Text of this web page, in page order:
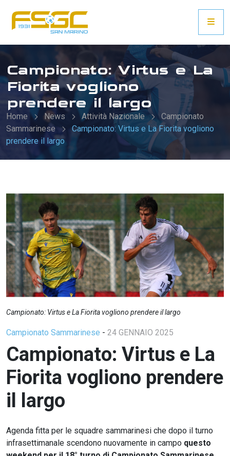
Campionato: Virtus e La
Fiorita vogliono
prendere il largo
Home News Attività Nazionale
Campionato
Sammarinese
Campionato: Virtus e La Fiorita vogliono
prendere il largo
Campionato: Virtus e La Fiorita vogliono prendere il largo
Campionato Sammarinese - 24 GENNAIO 2025
Campionato: Virtus e La
Fiorita vogliono prendere
il largo
Agenda fitta per le squadre sammarinesi che dopo il turno
infrasettimanale scendono nuovamente in campo questo